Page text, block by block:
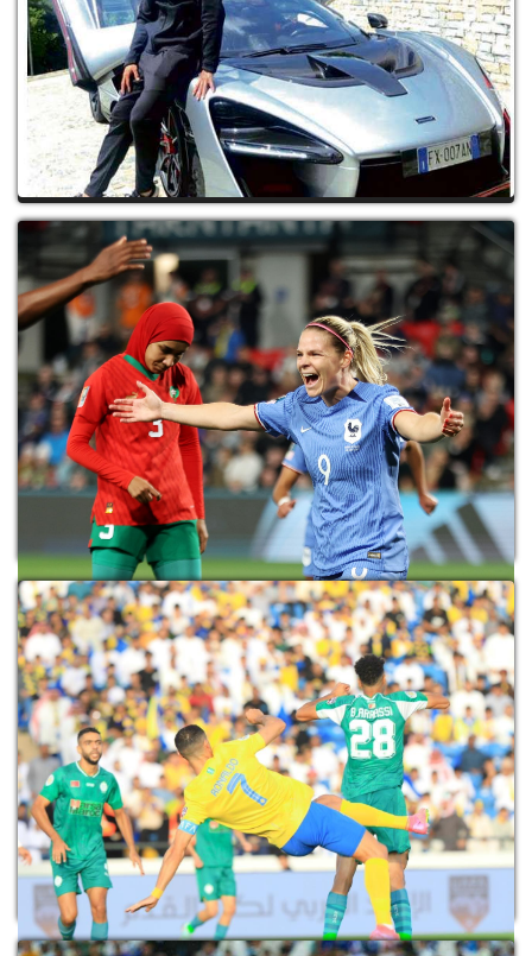
تفاصيل سيارة رونالدو «الخرافية» التي يبلغ
سعرها 9.4 ملايير س...
توقف حلم «اللبؤات» في كأس العالم بعد
الهزيمة أمام المنتخب ال...